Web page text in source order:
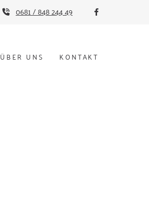
 0681 / 848 244 49 
ÜBER UNS KONTAKT